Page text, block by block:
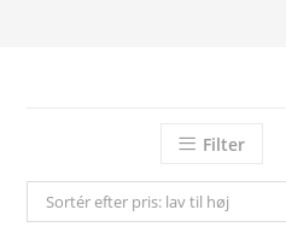
Filter
Sortér efter pris: lav til høj